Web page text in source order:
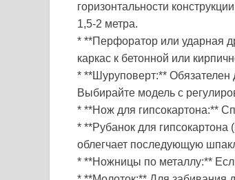
горизонтальности
1,5-2 метра.
* **Перфоратор или ударная
каркас к бетонной или
* **Шуруповерт:** Обязателен
Выбирайте модель с
* **Нож для гипсокартона:**
* **Рубанок для гипсокартона
облегчает последующую
* **Ножницы по металлу:**